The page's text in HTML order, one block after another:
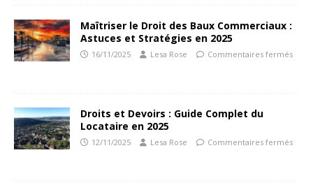
Maîtriser le Droit des Baux Commerciaux :
Astuces et Stratégies en 2025
16/11/2025 Lesa Rose Commentaires fermés
Droits et Devoirs : Guide Complet du
Locataire en 2025
12/11/2025 Lesa Rose Commentaires fermés